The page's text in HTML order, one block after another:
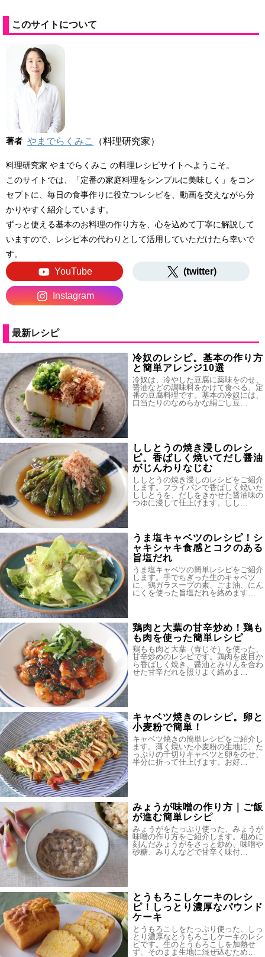
このサイトについて
著者 やまでらくみこ （料理研究家）
料理研究家 やまでらくみこ の料理レシピサイトへようこそ。
このサイトでは、「定番の家庭料理をシンプルに美味しく」をコン
セプトに、毎日の食事作りに役立つレシピを、動画を交えながら分
かりやすく紹介しています。
ずっと使える基本のお料理の作り方を、心を込めて丁寧に解説して
いますので、レシピ本の代わりとして活用していただけたら幸いで
す。
YouTube (twitter)
Instagram
最新レシピ
冷奴のレシピ。基本の作り方
と簡単アレンジ10選
冷奴は、冷やした豆腐に薬味をのせ、
醤油などの調味料をかけて食べる、定
番の豆腐料理です。基本の冷奴には、
口当たりのなめらかな絹ごし豆…
ししとうの焼き浸しのレシ
ピ。香ばしく焼いてだし醤油
がじんわりなじむ
ししとうの焼き浸しのレシピをご紹介
します。フライパンで香ばしく焼いた
ししとうを、だしをきかせた醤油味の
つゆに浸して仕上げます。しし…
うま塩キャベツのレシピ！シ
ャキシャキ食感とコクのある
旨塩だれ
うま塩キャベツの簡単レシピをご紹介
します。手でちぎった生のキャベツ
に、鶏ガラスープの素、ごま油、にん
にくを使った旨塩だれを絡めます…
鶏肉と大葉の甘辛炒め！鶏も
も肉を使った簡単レシピ
鶏もも肉と大葉（青じそ）を使った、
甘辛炒めのレシピです。鶏肉を皮目か
ら香ばしく焼き、醤油とみりんを合わ
せた甘辛だれを照りよく絡めま…
キャベツ焼きのレシピ。卵と
小麦粉で簡単！
キャベツ焼きの簡単レシピをご紹介し
ます。薄く焼いた小麦粉の生地に、た
っぷりの千切りキャベツと卵をのせ、
半分に折って仕上げます。お好…
みょうが味噌の作り方｜ご飯
が進む簡単レシピ
みょうがをたっぷり使った、みょうが
味噌の作り方をご紹介します。粗めに
刻んだみょうがをさっと炒め、味噌や
砂糖、みりんなどで甘辛く味付…
とうもろこしケーキのレシ
ピ！しっとり濃厚なパウンド
ケーキ
とうもろこしをたっぷり使った、しっ
とり濃厚なとうもろこしケーキのレシ
ピです。生のとうもろこしを加熱せ
ず、そのまま生地に混ぜ込むため…